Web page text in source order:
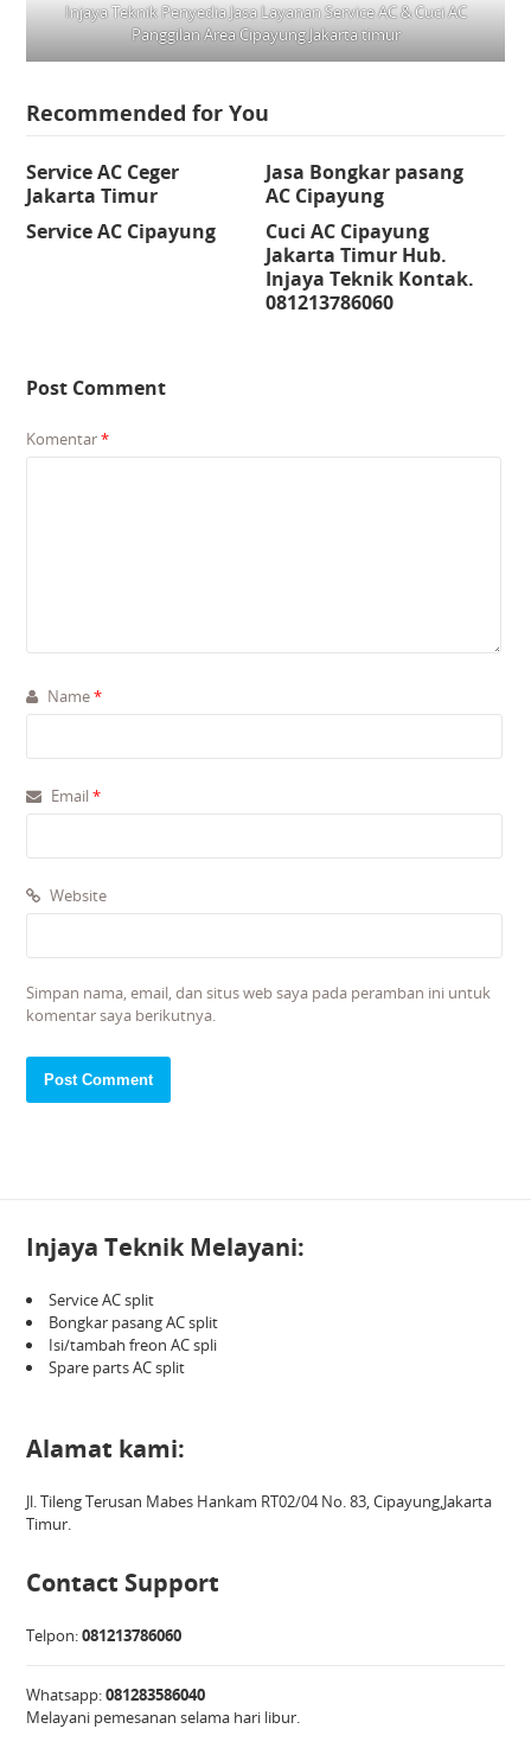
Injaya Teknik Penyedia Jasa Layanan Service AC & Cuci AC
Panggilan Area Cipayung Jakarta timur
Recommended for You
Service AC Ceger
Jakarta Timur
Jasa Bongkar pasang
AC Cipayung
Service AC Cipayung
Cuci AC Cipayung
Jakarta Timur Hub.
Injaya Teknik Kontak.
081213786060
Post Comment
Komentar*
Name*
Email*
Website
Simpan nama, email, dan situs web saya pada peramban ini untuk
komentar saya berikutnya.
Injaya Teknik Melayani:
Service AC split
Bongkar pasang AC split
Isi/tambah freon AC spli
Spare parts AC split
Alamat kami:
Jl. Tileng Terusan Mabes Hankam RT02/04 No. 83, Cipayung,Jakarta
Timur.
Contact Support
Telpon:081213786060
Whatsapp:081283586040
Melayani pemesanan selama hari libur.